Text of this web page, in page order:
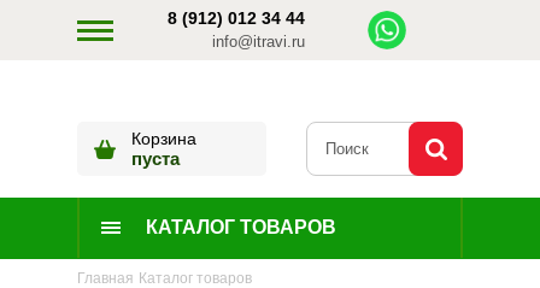
8 (912) 012 34 44
info@itravi.ru
Корзина
пуста
КАТАЛОГ ТОВАРОВ
Главная Каталог товаров